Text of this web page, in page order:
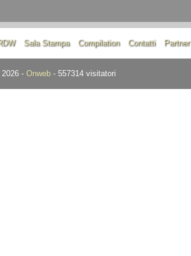
Sala Stampa Compilation Contatti Partner
- Onweb - 557314 visitatori